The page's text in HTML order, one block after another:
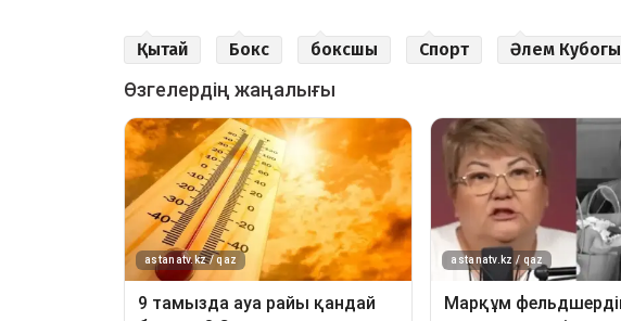
Қытай Бокс боксшы Спорт Әлем Кубогы